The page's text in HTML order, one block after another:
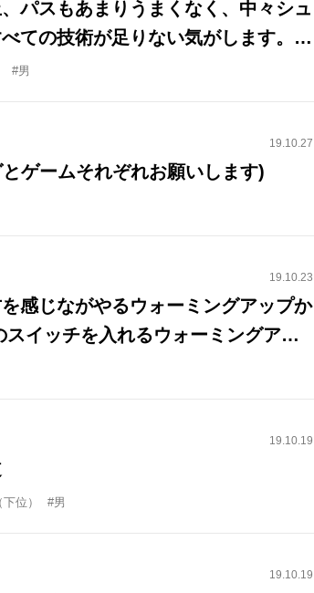
パスもあまりうまくなく、中々シュ
ての技術が足りない気がします。基
た特質した技術を持った人がいない
#男
19.10.27
ゲームそれぞれお願いします)
19.10.23
感じながやるウォーミングアップか
イッチを入れるウォーミングアッ
19.10.19
位） #男
19.10.19